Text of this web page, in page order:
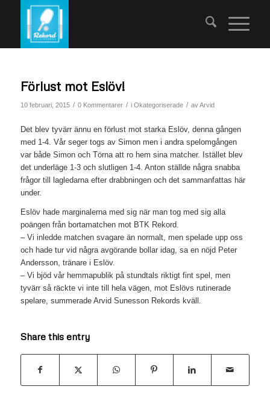
Förlust mot Eslöv!
10 februari, 2015 / 0 Kommentarer / i Okategoriserade / avArvid
Det blev tyvärr ännu en förlust mot starka Eslöv, denna gången
med 1-4. Vår seger togs av Simon men i andra spelomgången
var både Simon och Törna att ro hem sina matcher. Istället blev
det underläge 1-3 och slutligen 1-4. Anton ställde några snabba
frågor till lagledarna efter drabbningen och det sammanfattas här
under.
Eslöv hade marginalerna med sig när man tog med sig alla
poängen från bortamatchen mot BTK Rekord.
– Vi inledde matchen svagare än normalt, men spelade upp oss
och hade tur vid några avgörande bollar idag, sa en nöjd Peter
Andersson, tränare i Eslöv.
– Vi bjöd vår hemmapublik på stundtals riktigt fint spel, men
tyvärr så räckte vi inte till hela vägen, mot Eslövs rutinerade
spelare, summerade Arvid Sunesson Rekords kväll.
Share this entry